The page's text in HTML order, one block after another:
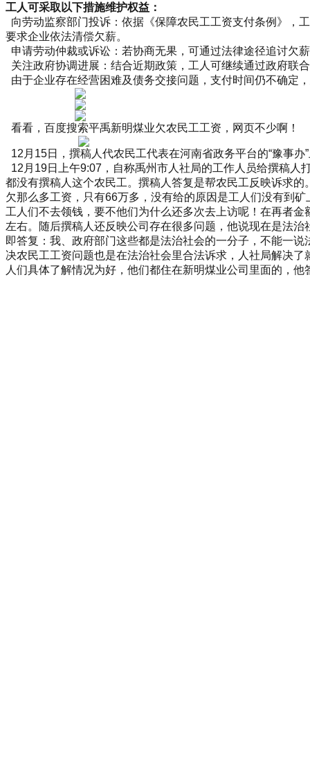
工人可采取以下措施维护权益：
向劳动监察部门投诉：依据《保障农民工工资支付条例》，
要求企业依法清偿欠薪。
申请劳动仲裁或诉讼：若协商无果，可通过法律途径追讨欠
关注政府协调进展：结合近期政策，工人可继续通过政府联
由于企业存在经营困难及债务交接问题，支付时间仍不确定
看看，百度搜索平禹新明煤业欠农民工工资，网页不少啊！
12月15日，撰稿人代农民工代表在河南省政务平台的“豫事办
12月19日上午9:07，自称禹州市人社局的工作人员给撰稿人
都没有撰稿人这个农民工。撰稿人答复是帮农民工反映诉求
欠那么多工资，只有66万多，没有给的原因是工人们没有到
工人们不去领钱，要不他们为什么还多次去上访呢！在再者
左右。随后撰稿人还反映公司存在很多问题，他说现在是法
即答复：我、政府部门这些都是法治社会的一分子，不能一
决农民工工资问题也是在法治社会里合法诉求，人社局解决
人们具体了解情况为好，他们都住在新明煤业公司里面的，他